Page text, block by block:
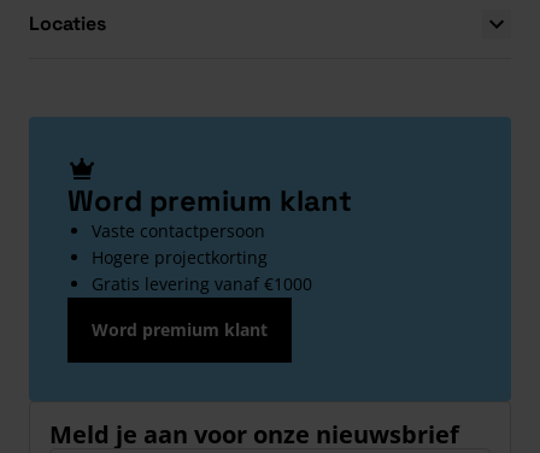
Locaties
Word premium klant
Vaste contactpersoon
Hogere projectkorting
Gratis levering vanaf €1000
Word premium klant
Meld je aan voor onze nieuwsbrief